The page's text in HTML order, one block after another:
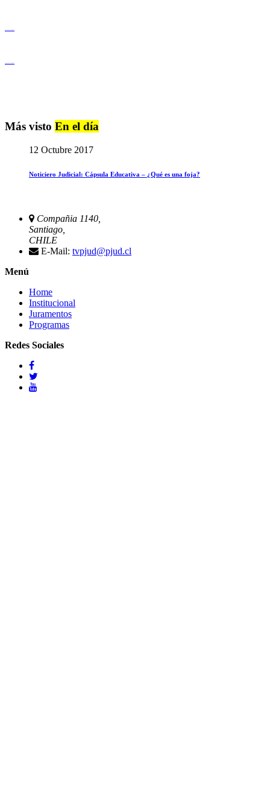
Más visto En el día
12 Octubre 2017
Noticiero Judicial: Cápsula Educativa – ¿Qué es una foja?
Compañia 1140,
Santiago,
CHILE
E-Mail: tvpjud@pjud.cl
Menú
Home
Institucional
Juramentos
Programas
Redes Sociales